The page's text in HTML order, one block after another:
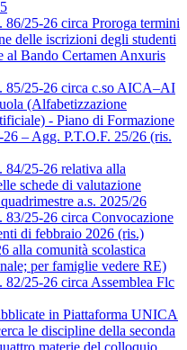
86/25-26 circa Proroga termini
delle iscrizioni degli studenti
al Bando Certamen Anxuris
85/25-26 circa c.so AICA–AI
(Alfabetizzazione
- Piano di Formazione
– Agg. P.T.O.F. 25/26 (ris.
84/25-26 relativa alla
schede di valutazione
a.s. 2025/26
83/25-26 circa Convocazione
di febbraio 2026 (ris.)
alla comunità scolastica
per famiglie vedere RE)
82/25-26 circa Assemblea Flc
in Piattaforma UNICA
le discipline della seconda